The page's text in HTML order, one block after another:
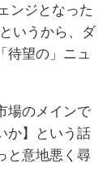
ンジとなった
いうから、ダ
待望の」ニュ
場のメインで
か】という話
と意地悪く尋